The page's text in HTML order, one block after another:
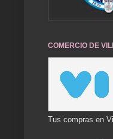
COMERCIO DE
Tus compras en